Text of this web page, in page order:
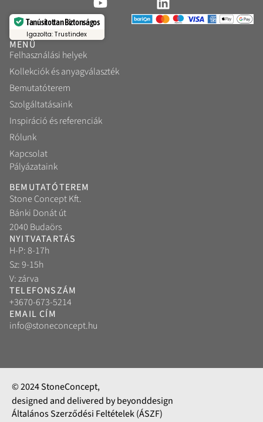
Tanúsítottan Biztonságos
Igazolta: Trustindex
MENÜ
Felhasználási helyek
Kollekciók és anyagválaszték
Bemutatóterem
Szolgáltatásaink
Inspiráció és referenciák
Rólunk
Kapcsolat
Pályázataink
BEMUTATÓTEREM
Stone Concept Kft.
Bánki Donát út
2040 Budaörs
NYITVATARTÁS
H-P: 8-17h
Sz: 9-15h
V: zárva
TELEFONSZÁM
+3670-673-5214
EMAIL CÍM
info@stoneconcept.hu
© 2024 StoneConcept,
designed and delivered by beyonddesign
Általános Szerződési Feltételek (ÁSZF)